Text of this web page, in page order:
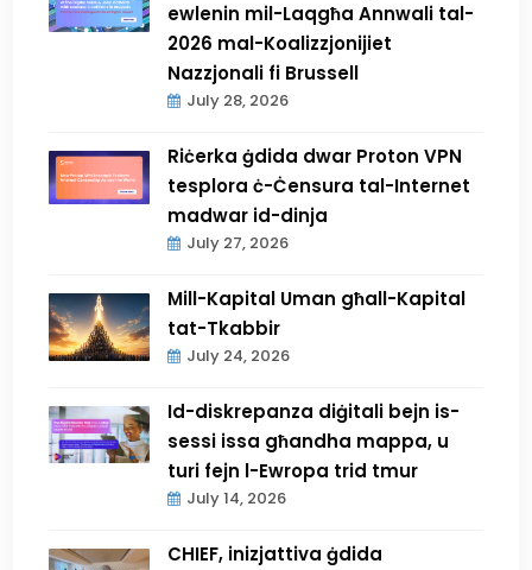
ewlenin mil-Laqgħa Annwali tal-
2026 mal-Koalizzjonijiet
Nazzjonali fi Brussell
July 28, 2026
Riċerka ġdida dwar Proton VPN
tesplora ċ-Ċensura tal-Internet
madwar id-dinja
July 27, 2026
Mill-Kapital Uman għall-Kapital
tat-Tkabbir
July 24, 2026
Id-diskrepanza diġitali bejn is-
sessi issa għandha mappa, u
turi fejn l-Ewropa trid tmur
July 14, 2026
CHIEF, inizjattiva ġdida